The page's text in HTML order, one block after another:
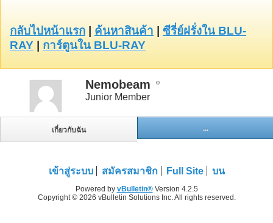
กลับไปหน้าแรก ค้นหาสินค้า
ซีรี่ย์ฝรั่งใน BLU-
RAY
การ์ตูนใน BLU-RAY
Nemobeam
Junior Member
เกี่ยวกับฉัน ...
เข้าสู่ระบบ สมัครสมาชิก Full Site บน
Powered by vBulletin®Version 4.2.5
Copyright © 2026 vBulletin Solutions Inc. All rights reserved.